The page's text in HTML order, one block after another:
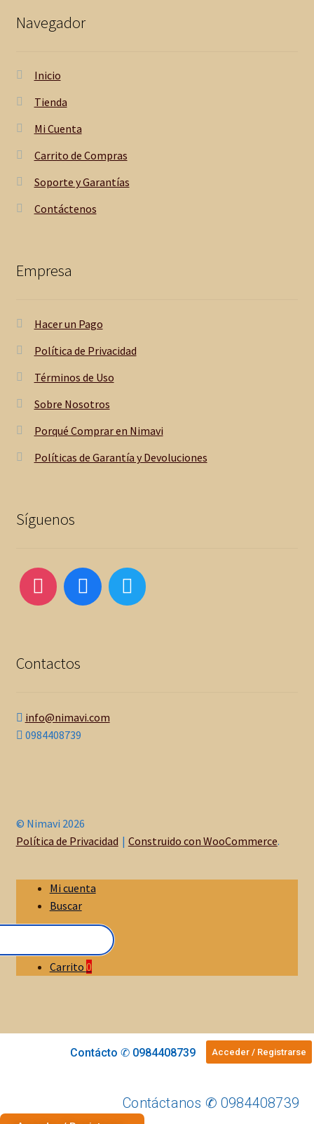
Navegador
Inicio
Tienda
Mi Cuenta
Carrito de Compras
Soporte y Garantías
Contáctenos
Empresa
Hacer un Pago
Política de Privacidad
Términos de Uso
Sobre Nosotros
Porqué Comprar en Nimavi
Políticas de Garantía y Devoluciones
Síguenos
Contactos
info@nimavi.com
0984408739
© Nimavi 2026
Política de Privacidad
Construido con WooCommerce.
Mi cuenta
Buscar
Carrito 0
Contácto ✆ 0984408739 Acceder / Registrarse
Contáctanos ✆ 0984408739